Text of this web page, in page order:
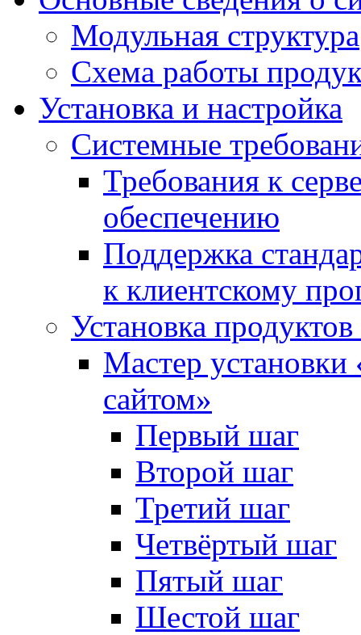
Модульная структура
Схема работы
Установка и настройка
Системные
Требования к
обеспечению
Поддержка
к клиентскому
Установка
Мастер
сайтом»
Первый шаг
Второй шаг
Третий шаг
Четвёртый шаг
Пятый шаг
Шестой шаг